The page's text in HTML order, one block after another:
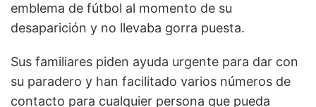
emblema de fútbol al momento de su
desaparición y no llevaba gorra puesta.
Sus familiares piden ayuda urgente para dar con
su paradero y han facilitado varios números de
contacto para cualquier persona que pueda